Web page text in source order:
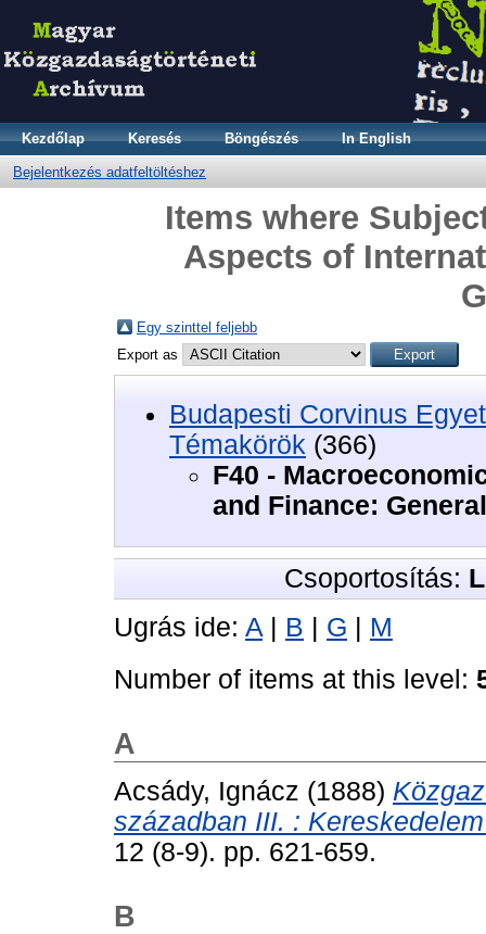
Kezdőlap Keresés Böngészés In English
Bejelentkezés adatfeltöltéshez
Items where
Aspects of
Egy szinttel feljebb
Export as
Budapesti Corvinus
Témakörök (366)
F40 -
and Finance: General
Csoportosítás:
Ugrás ide: A B G
M
Number of items at this level:
A
Acsády, Ignácz (1888)
században III. :
12 (8-9). pp. 621-659.
B